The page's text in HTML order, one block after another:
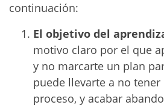
continuación:
El objetivo del
motivo claro por el que
y no marcarte un plan
puede llevarte a no tener
proceso, y acabar